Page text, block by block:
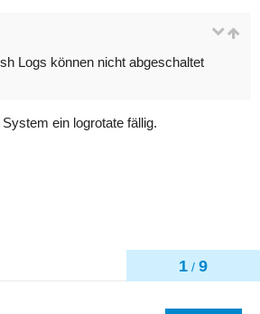
1 / 9
Logs können nicht abgeschaltet
ein logrotate fällig.